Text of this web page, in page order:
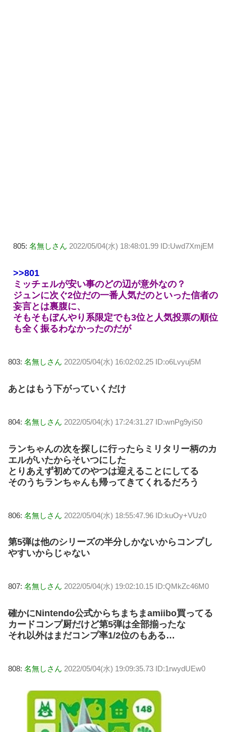
805: 名無しさん 2022/05/04(水) 18:48:01.99 ID:Uwd7XmjEM
>>801
ミッチェルが安い事のどの辺が意外なの？
ジュンに次ぐ2位だの一番人気だのといった信者の
妄言とは裏腹に、
そもそもぼんやり系限定でも3位と人気投票の順位
も全く振るわなかったのだが
803: 名無しさん 2022/05/04(水) 16:02:02.25 ID:o6Lvyuj5M
あとはもう下がっていくだけ
804: 名無しさん 2022/05/04(水) 17:24:31.27 ID:wnPg9yiS0
ランちゃんの次を探しに行ったらミリタリー柄のカ
エルがいたからそいつにした
とりあえず初めてのやつは迎えることにしてる
そのうちランちゃんも帰ってきてくれるだろう
806: 名無しさん 2022/05/04(水) 18:55:47.96 ID:kuOy+VUz0
第5弾は他のシリーズの半分しかないからコンプし
やすいからじゃない
807: 名無しさん 2022/05/04(水) 19:02:10.15 ID:QMkZc46M0
確かにNintendo公式からちまちまamiibo買ってる
カードコンプ厨だけど第5弾は全部揃ったな
それ以外はまだコンプ率1/2位のもある…
808: 名無しさん 2022/05/04(水) 19:09:35.73 ID:1rwydUEw0